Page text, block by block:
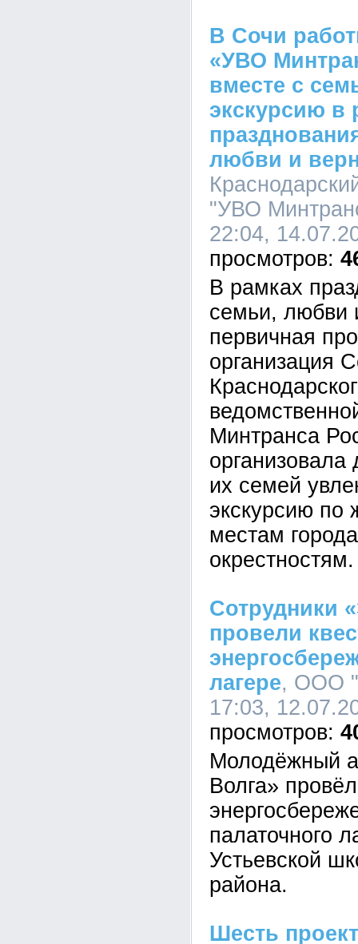
В Сочи
«УВО
вместе с
экскурсию в
любви и
"УВО
22:04,
В рамках
семьи, любви
первичная
организация
Минтранса
организовала
их семей
экскурсию по
местам
окрестностям.
Сотрудники
провели
лагере, ООО
17:03,
Молодёжный
Волга»
палаточного
Устьевской
района.
Шесть